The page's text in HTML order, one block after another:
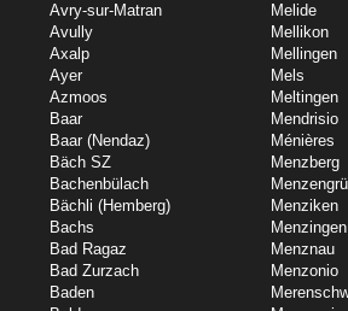
Avry-sur-Matran
Avully
Axalp
Ayer
Azmoos
Baar
Baar (Nendaz)
Bäch SZ
Bachenbülach
Bächli (Hemberg)
Bachs
Bad Ragaz
Bad Zurzach
Baden
Melide
Mellikon
Mellingen
Mels
Meltingen
Mendrisio
Ménières
Menzberg
Menziken
Menzingen
Menznau
Menzonio